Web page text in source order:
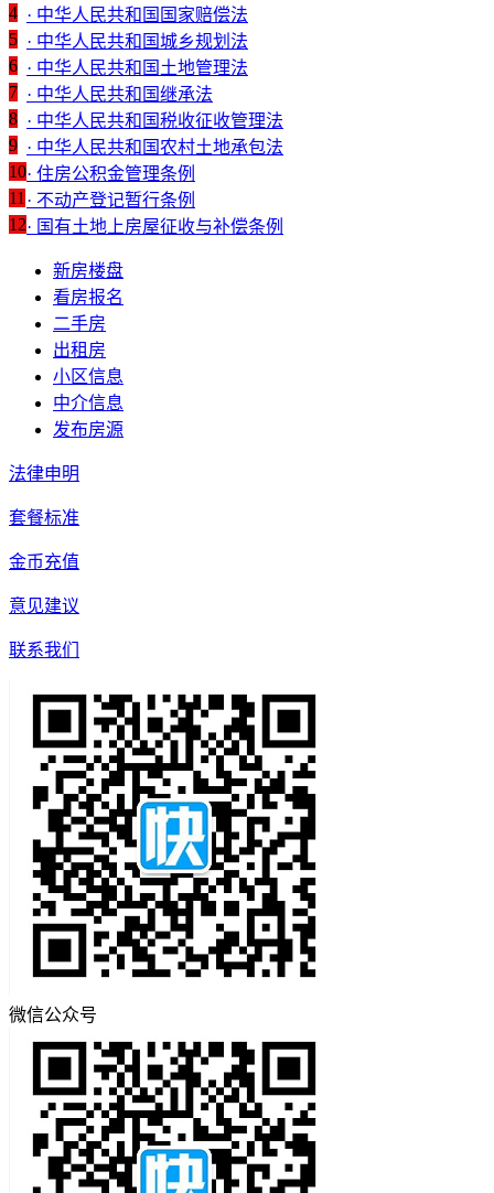
4 · 中华人民共和国国家赔偿法
5 · 中华人民共和国城乡规划法
6 · 中华人民共和国土地管理法
7 · 中华人民共和国继承法
8 · 中华人民共和国税收征收管理法
9 · 中华人民共和国农村土地承包法
10· 住房公积金管理条例
11· 不动产登记暂行条例
12· 国有土地上房屋征收与补偿条例
新房楼盘
看房报名
二手房
出租房
小区信息
中介信息
发布房源
法律申明
套餐标准
金币充值
意见建议
联系我们
微信公众号